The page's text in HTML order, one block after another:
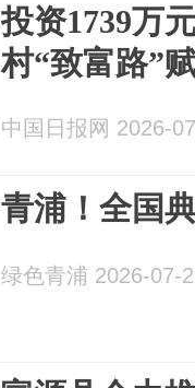
投资1739万
村“致富路”
中国日报网 2026-
青浦！全国
绿色青浦 2026-07-